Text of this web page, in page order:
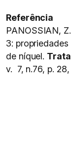
Referência
PANOSSIAN,
3:
de níquel.
v. 7, n.76, p.